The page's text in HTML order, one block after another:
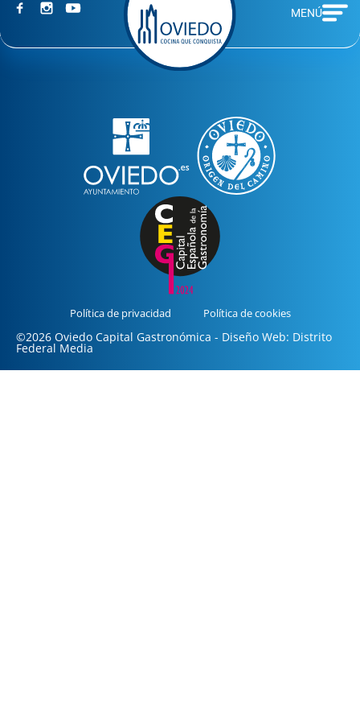
MENÚ
Política de privacidad Política de cookies
©2026 Oviedo Capital Gastronómica - Diseño Web: Distrito
Federal Media